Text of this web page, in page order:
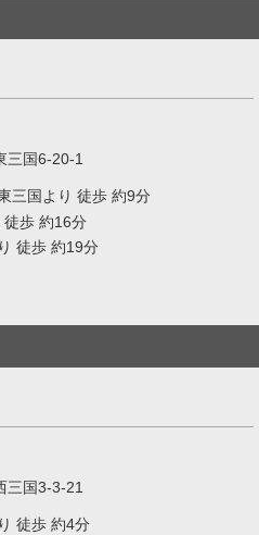
三国6-20-1
三国より 徒歩 約9分
徒歩 約16分
徒歩 約19分
三国3-3-21
徒歩 約4分